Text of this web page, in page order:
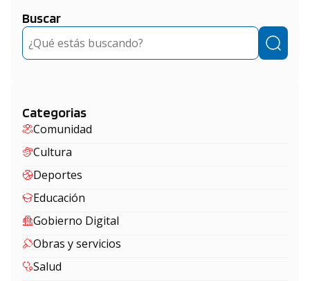
Buscar
Buscar
Categorias
Comunidad
Cultura
Deportes
Educación
Gobierno Digital
Obras y servicios
Salud